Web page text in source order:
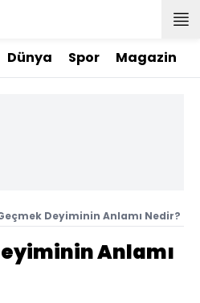
Dünya Spor Magazin
Deyiminin Anlamı Nedir?
Anlamı